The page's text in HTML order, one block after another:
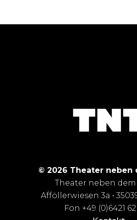
© 2026 Theater neben
Theater neben dem
Afföllerwiesen 3a •
Fon +49 (0)6421